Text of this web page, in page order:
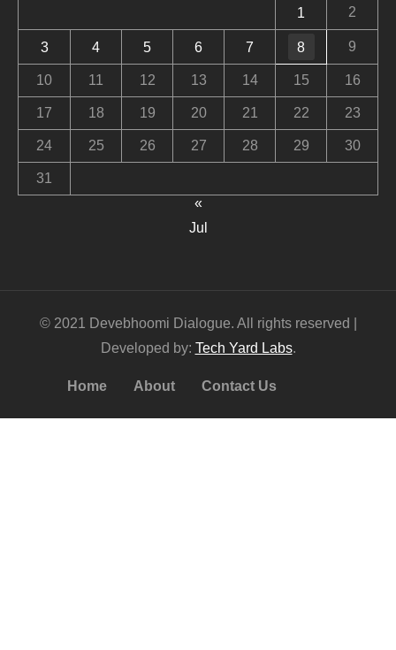
1 2
3 4 5 6 7 8 9
10 11 12 13 14 15 16
17 18 19 20 21 22 23
24 25 26 27 28 29 30
31
«
Jul
© 2021 Devebhoomi Dialogue. All rights reserved |
Developed by: Tech Yard Labs.
Home About Contact Us